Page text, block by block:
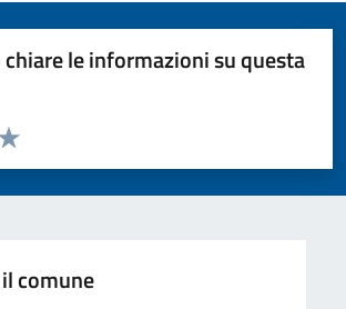
le informazioni su questa
la pagina
5 stelle su 5
4 stelle su 5
su 5
su 5
5
comune